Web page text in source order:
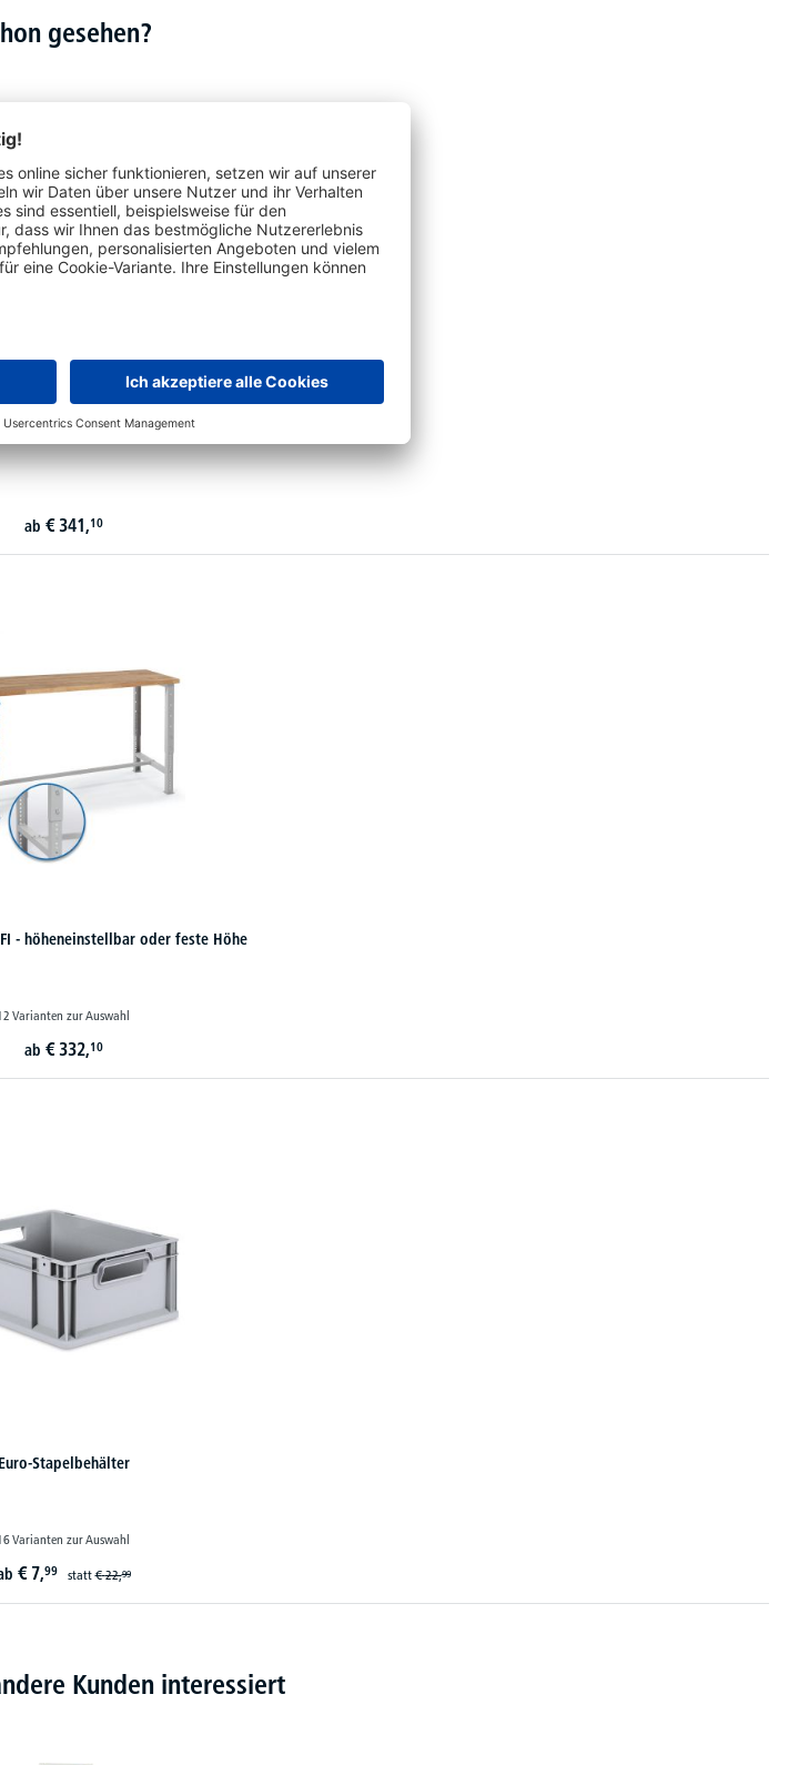
gesehen?
Computerschrank
ab € 341,10
- höheneinstellbar oder feste Höhe
Varianten zur Auswahl
ab € 332,10
Euro-Stapelbehälter
Varianten zur Auswahl
€ 7,99 statt€ 22,99
Kunden interessiert